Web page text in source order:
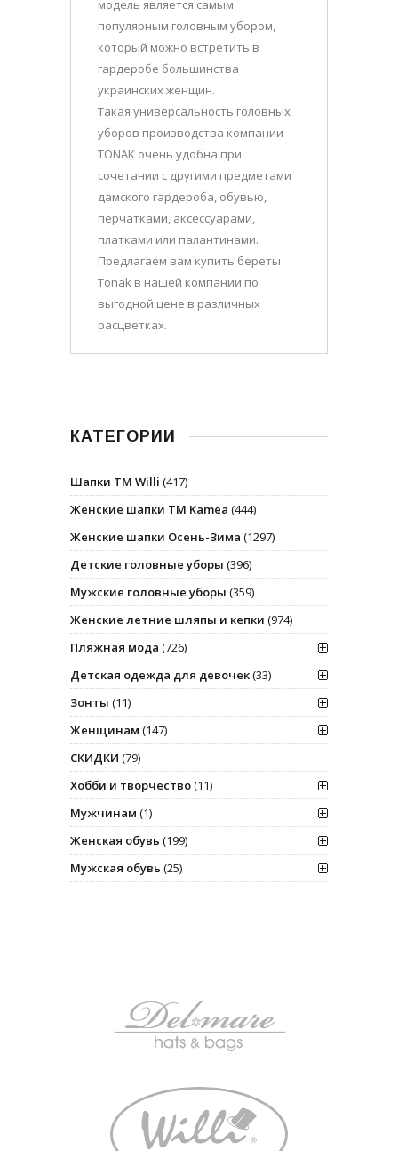
модель является самым
популярным головным убором,
который можно встретить в
гардеробе большинства
украинских женщин.
Такая универсальность головных
уборов производства компании
TONAK очень удобна при
сочетании с другими предметами
дамского гардероба, обувью,
перчатками, аксессуарами,
платками или палантинами.
Предлагаем вам купить береты
Tonak в нашей компании по
выгодной цене в различных
расцветках.
КАТЕГОРИИ
Шапки ТМ Willi (417)
Женские шапки ТМ Kamea (444)
Женские шапки Осень-Зима (1297)
Детские головные уборы (396)
Мужские головные уборы (359)
Женские летние шляпы и кепки (974)
Пляжная мода (726)
Детская одежда для девочек(33)
Зонты (11)
Женщинам (147)
СКИДКИ (79)
Хобби и творчество(11)
Мужчинам (1)
Женская обувь (199)
Мужская обувь (25)